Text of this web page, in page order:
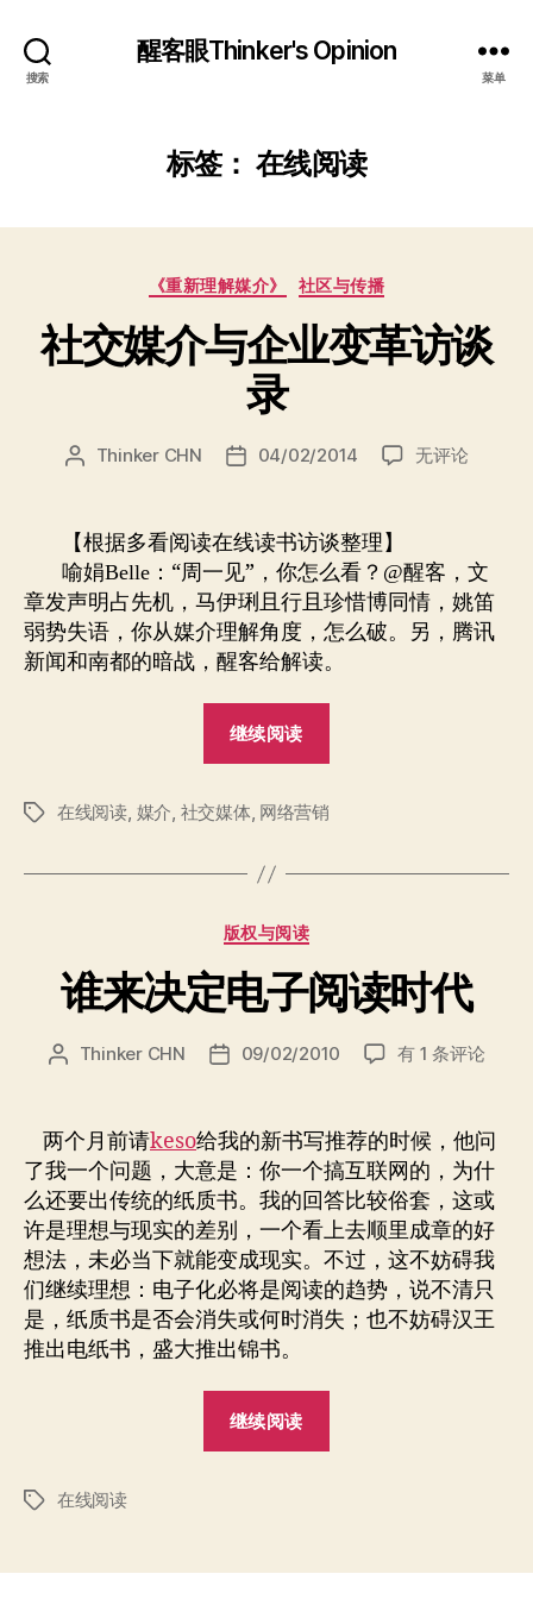
搜索
醒客眼Thinker's Opinion
菜单
标签： 在线阅读
分
《重新理解媒介》 社区与传播
社交媒介与企业变革访谈
录
文
者
Thinker CHN
发
期
04/02/2014
社
与
企
业
变
无评论
【根据多看阅读在线读书访谈整理】
喻娟Belle ：“周一见”，你怎么看？ @醒客，文
章发声明占先机，马伊琍且行且珍惜博同情，姚笛
弱势失语，你从媒介理解角度，怎么破。另，腾讯
新闻和南都的暗战，醒客给解读。
继续阅读
介
企
革
访
标
在线阅读, 媒介, 社交媒体, 网络营销
分
版权与阅读
谁来决定电子阅读时代
文
者
Thinker CHN
发
期
09/02/2010
谁
定
电
子
阅
读
时
代
有 1 条评论
两个月前请keso给我的新书写推荐的时候，他问
了我一个问题，大意是：你一个搞互联网的，为什
么还要出传统的纸质书。我的回答比较俗套，这或
许是理想与现实的差别，一个看上去顺里成章的好
想法，未必当下就能变成现实。不过，这不妨碍我
们继续理想：电子化必将是阅读的趋势，说不清只
是，纸质书是否会消失或何时消失；也不妨碍汉王
推出电纸书，盛大推出锦书。
继续阅读
子
标
在线阅读